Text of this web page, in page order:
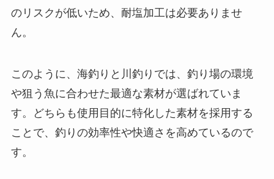
のリスクが低いため、耐塩加工は必要ありませ
ん。
このように、海釣りと川釣りでは、釣り場の環境
や狙う魚に合わせた最適な素材が選ばれていま
す。どちらも使用目的に特化した素材を採用する
ことで、釣りの効率性や快適さを高めているので
す。